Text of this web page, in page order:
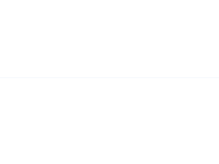
著巨大的心理壓力與身體風險。因此，課